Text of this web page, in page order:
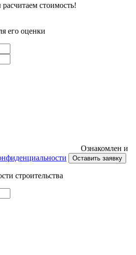
стоимость!
его оценки
Ознакомлен и
Оставить заявку
строительства